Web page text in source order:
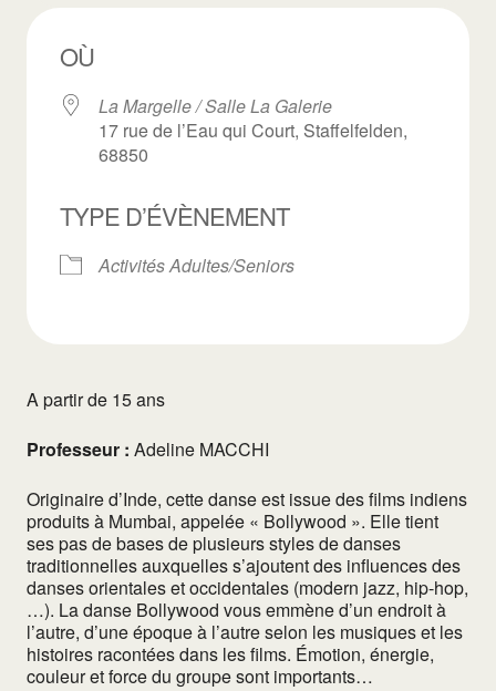
OÙ
La Margelle / Salle La Galerie
17 rue de l’Eau qui Court, Staffelfelden,
68850
TYPE D’ÉVÈNEMENT
Activités Adultes/Seniors
A partir de 15 ans
Professeur : Adeline MACCHI
Originaire d’Inde, cette danse est issue des films indiens
produits à Mumbai, appelée « Bollywood ». Elle tient
ses pas de bases de plusieurs styles de danses
traditionnelles auxquelles s’ajoutent des influences des
danses orientales et occidentales (modern jazz, hip-hop,
…). La danse Bollywood vous emmène d’un endroit à
l’autre, d’une époque à l’autre selon les musiques et les
histoires racontées dans les films. Émotion, énergie,
couleur et force du groupe sont importants…